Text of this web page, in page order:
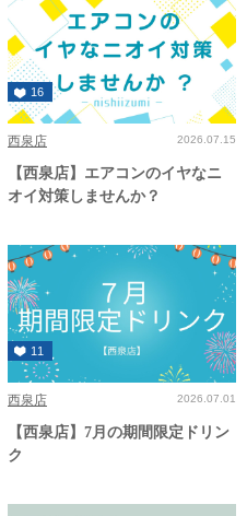
16
西泉店 2026.07.15
【西泉店】エアコンのイヤなニ
オイ対策しませんか？
11
西泉店 2026.07.01
【西泉店】7月の期間限定ドリン
ク